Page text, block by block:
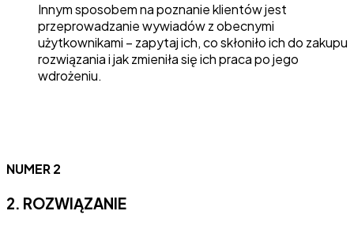
Innym sposobem na poznanie klientów jest
przeprowadzanie wywiadów z obecnymi
użytkownikami – zapytaj ich, co skłoniło ich do zakupu
rozwiązania i jak zmieniła się ich praca po jego
wdrożeniu.
NUMER 2
2. ROZWIĄZANIE